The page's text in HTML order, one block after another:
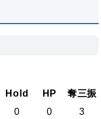
Hold HP
奪三振
0 0 3